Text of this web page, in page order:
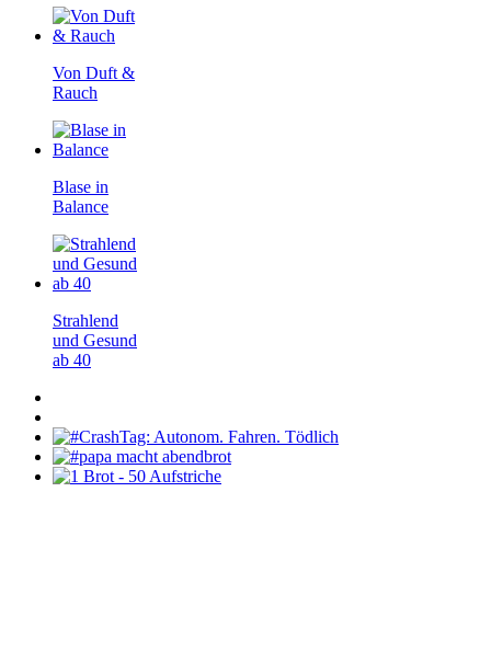
Von Duft &
Rauch
Blase in
Balance
Strahlend
und Gesund
ab 40